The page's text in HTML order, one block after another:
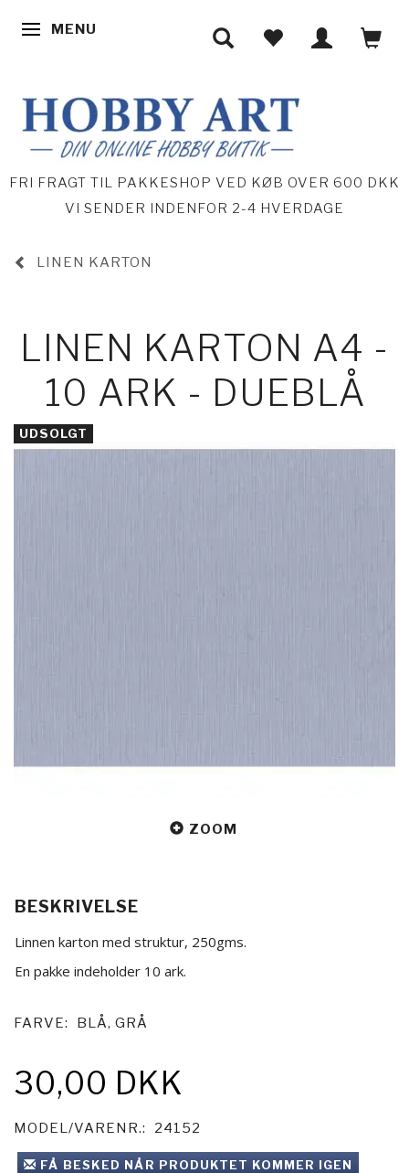
SKIFTE NAVIGATION
MENU
FRI FRAGT TIL PAKKESHOP VED KØB OVER 600 DKK
VI SENDER INDENFOR 2-4 HVERDAGE
LINEN KARTON
LINEN KARTON A4 -
10 ARK - DUEBLÅ
UDSOLGT
ZOOM
BESKRIVELSE
Linnen karton med struktur, 250gms.
En pakke indeholder 10 ark.
FARVE: BLÅ, GRÅ
30,00 DKK
MODEL/VARENR.: 24152
FÅ BESKED NÅR PRODUKTET KOMMER IGEN